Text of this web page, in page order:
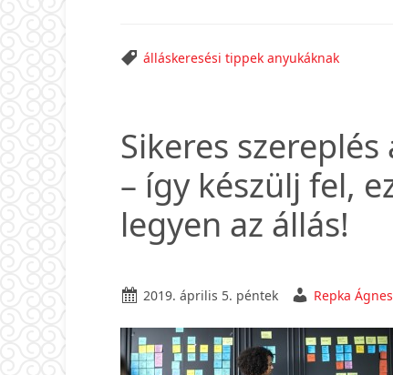
egy
álláskeresési tippek anyukáknak
Sikeres
– így készülj fel,
legyen az állás!
2019. április 5. péntek Repka Ágnes